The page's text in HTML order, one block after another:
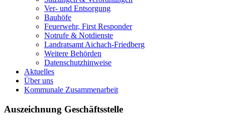
Ver- und Entsorgung
Bauhöfe
Feuerwehr, First Responder
Notrufe & Notdienste
Landratsamt Aichach-Friedberg
Weitere Behörden
Datenschutzhinweise
Aktuelles
Über uns
Kommunale Zusammenarbeit
Auszeichnung Geschäftsstelle